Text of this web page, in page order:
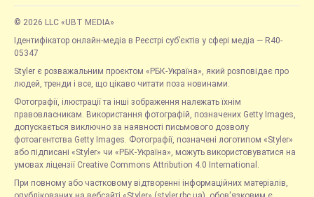
© 2026 LLC «UBT MEDIA»
Ідентифікатор онлайн-медіа в Реєстрі суб’єктів у сфері медіа — R40-
05347
Styler є розважальним проєктом «РБК-Україна», який розповідає про
людей, тренди і все, що цікаво читати поза новинами.
Фотографії, ілюстрації та інші зображення належать їхнім
правовласникам. Використання фотографій, позначених Getty Images,
допускається виключно за наявності письмового дозволу
фотоагентства Getty Images. Фотографії, позначені логотипом «Styler»
або підписані «Styler» чи «РБК-Україна», можуть використовуватися на
умовах ліцензії Creative Commons Attribution 4.0 International.
При повному або частковому відтворенні інформаційних матеріалів,